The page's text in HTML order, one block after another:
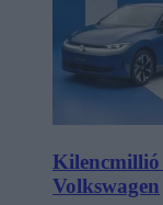
Kilencmillió
Volkswagen